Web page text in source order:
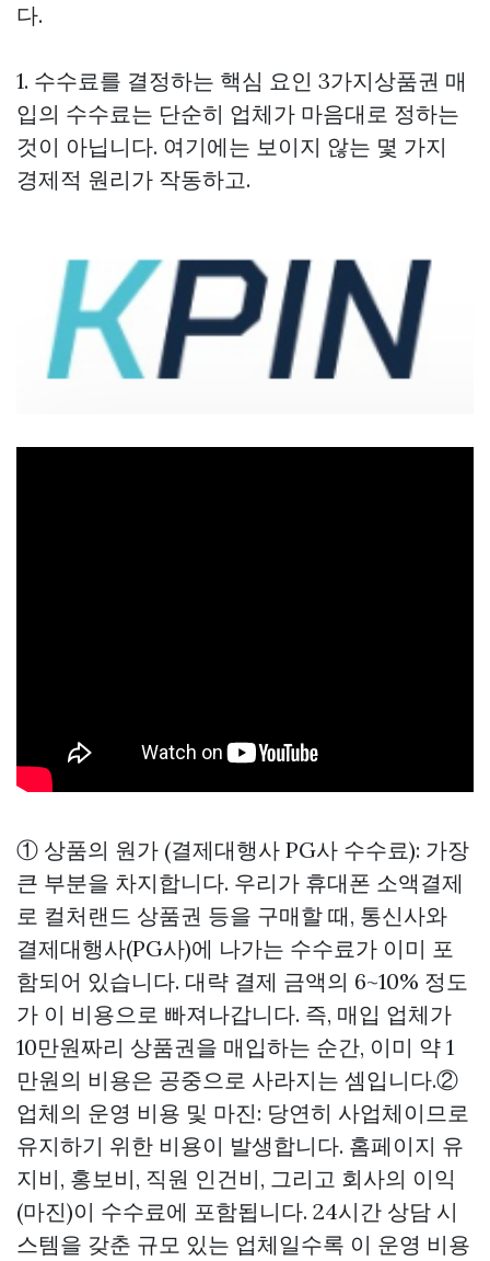
다.
1. 수수료를 결정하는 핵심 요인 3가지상품권 매
입의 수수료는 단순히 업체가 마음대로 정하는
것이 아닙니다. 여기에는 보이지 않는 몇 가지
경제적 원리가 작동하고.
① 상품의 원가 (결제대행사 PG사 수수료): 가장
큰 부분을 차지합니다. 우리가 휴대폰 소액결제
로 컬처랜드 상품권 등을 구매할 때, 통신사와
결제대행사(PG사)에 나가는 수수료가 이미 포
함되어 있습니다. 대략 결제 금액의 6~10% 정도
가 이 비용으로 빠져나갑니다. 즉, 매입 업체가
10만원짜리 상품권을 매입하는 순간, 이미 약 1
만원의 비용은 공중으로 사라지는 셈입니다.②
업체의 운영 비용 및 마진: 당연히 사업체이므로
유지하기 위한 비용이 발생합니다. 홈페이지 유
지비, 홍보비, 직원 인건비, 그리고 회사의 이익
(마진)이 수수료에 포함됩니다. 24시간 상담 시
스템을 갖춘 규모 있는 업체일수록 이 운영 비용